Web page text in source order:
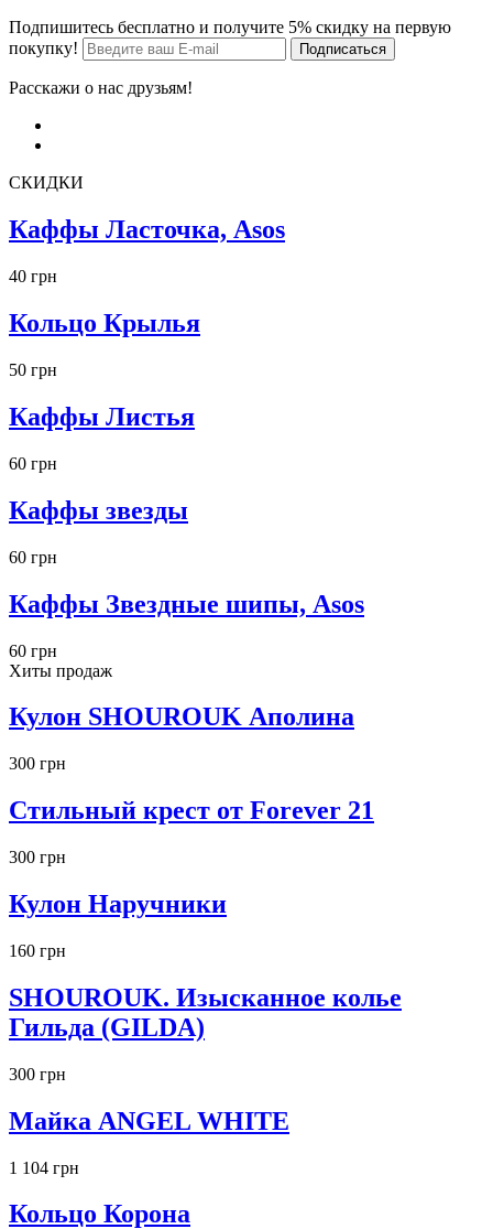
Подпишитесь бесплатно и получите 5% скидку на первую
покупку!
Расскажи о нас друзьям!
СКИДКИ
Каффы Ласточка, Asos
40 грн
Кольцо Крылья
50 грн
Каффы Листья
60 грн
Каффы звезды
60 грн
Каффы Звездные шипы, Asos
60 грн
Хиты продаж
Кулон SHOUROUK Аполина
300 грн
Стильный крест от Forever 21
300 грн
Кулон Наручники
160 грн
SHOUROUK. Изысканное колье
Гильда (GILDA)
300 грн
Майка ANGEL WHITE
1 104 грн
Кольцо Корона